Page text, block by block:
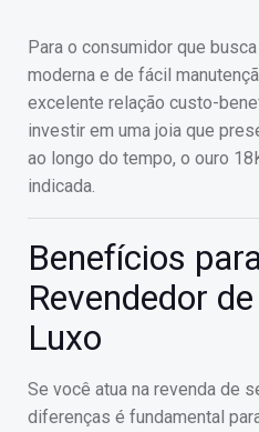
Para o consumidor que
moderna e de fácil
excelente relação custo-
investir em uma joia que
ao longo do tempo, o ouro
indicada.
Benefícios
Revendedor
Luxo
Se você atua na revenda de
diferenças é fundamental